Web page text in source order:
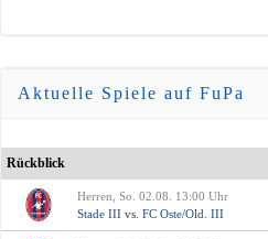
Aktuelle Spiele auf FuPa
Rückblick
Herren, So. 02.08. 13:00 Uhr
Stade III vs. FC Oste/Old. III